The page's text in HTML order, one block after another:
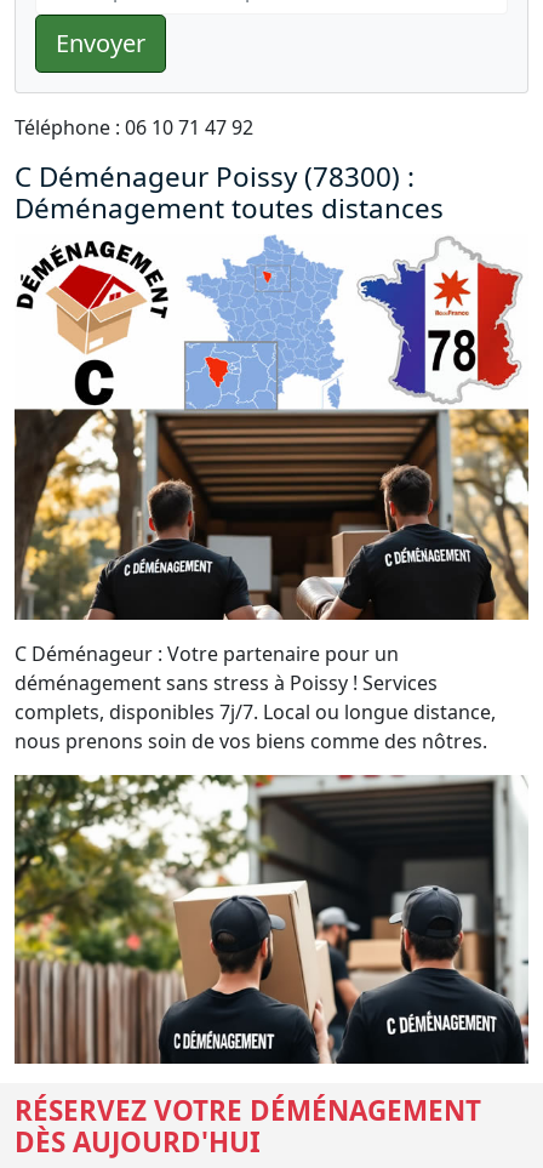
Envoyer
Téléphone : 06 10 71 47 92
C Déménageur Poissy (78300) :
Déménagement toutes distances
C Déménageur : Votre partenaire pour un
déménagement sans stress à Poissy ! Services
complets, disponibles 7j/7. Local ou longue distance,
nous prenons soin de vos biens comme des nôtres.
RÉSERVEZ VOTRE DÉMÉNAGEMENT
DÈS AUJOURD'HUI